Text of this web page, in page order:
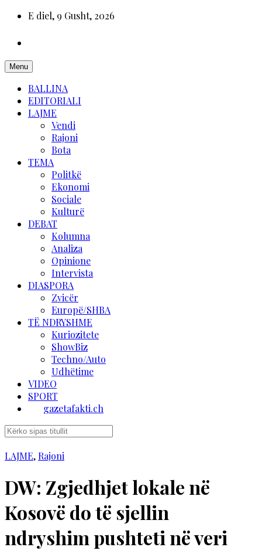
E diel, 9 Gusht, 2026
Menu
BALLINA
EDITORIALI
LAJME
Vendi
Rajoni
Bota
TEMA
Politkë
Ekonomi
Sociale
Kulturë
DEBAT
Kolumna
Analiza
Opinione
Intervista
DIASPORA
Zvicër
Europë/SHBA
TË NDRYSHME
Kuriozitete
ShowBiz
Techno/Auto
Udhëtime
VIDEO
SPORT
gazetafakti.ch
LAJME, Rajoni
DW: Zgjedhjet lokale në
Kosovë do të sjellin
ndryshim pushteti në veri